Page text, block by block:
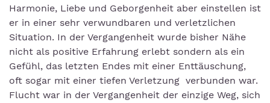
Harmonie, Liebe und Geborgenheit aber einstellen ist
er in einer sehr verwundbaren und verletzlichen
Situation. In der Vergangenheit wurde bisher Nähe
nicht als positive Erfahrung erlebt sondern als ein
Gefühl, das letzten Endes mit einer Enttäuschung,
oft sogar mit einer tiefen Verletzung verbunden war.
Flucht war in der Vergangenheit der einzige Weg, sich